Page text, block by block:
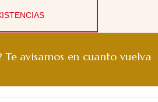
Te avisamos en cuanto vuelva